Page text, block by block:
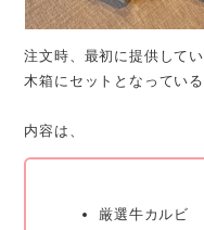
注文時、最初に提供して
木箱にセットとなってい
内容は、
厳選牛カルビ